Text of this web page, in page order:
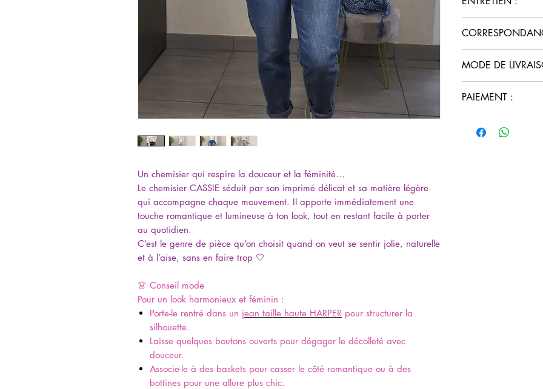
Un chemisier qui respire la douceur et la féminité…
Le chemisier CASSIE séduit par son imprimé délicat et sa matière légère
qui accompagne chaque mouvement. Il apporte immédiatement une
touche romantique et lumineuse à ton look, tout en restant facile à porter
au quotidien.
C’est le genre de pièce qu’on choisit quand on veut se sentir jolie, naturelle
et à l’aise, sans en faire trop 🤍
👗 Conseil mode
Pour un look harmonieux et féminin :
Porte-le rentré dans un jean taille haute HARPER pour structurer la
silhouette.
Laisse quelques boutons ouverts pour dégager le décolleté avec
douceur.
Associe-le à des baskets pour casser le côté romantique ou à des
bottines pour une allure plus chic.
Col encolure en V
Manches
Poignets
Coupe fluide
Tailles
Composition :
100 % polyester
Lavage à
Pas de sèche-
Repassage doux
S correspond à
M correspond
L correspond à
Pour info, je porte
MODE DE
Livraison 4 kms
gratuite dès
PAIEMENT :
Paiement